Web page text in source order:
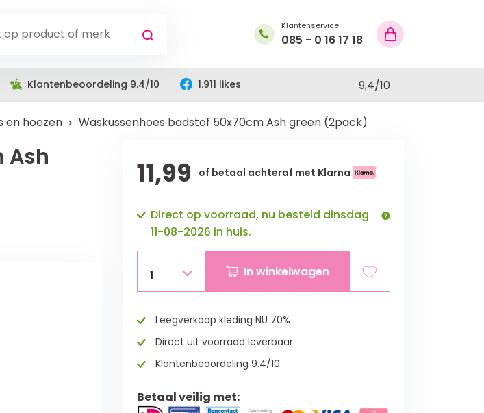
Klantenservice
085 - 0 16 17 18
Klantenbeoordeling 9.4/10 1.911 likes 9,4/10
en hoezen Waskussenhoes badstof 50x70cm Ash green (2pack)
Ash
11,99 of betaal achteraf met Klarna
Direct op voorraad, nu besteld dinsdag
11-08-2026 in huis.
1 In winkelwagen
Leegverkoop kleding NU 70%
Direct uit voorraad leverbaar
Klantenbeoordeling 9.4/10
Betaal veilig met: